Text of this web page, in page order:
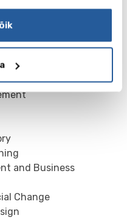
Science
and Business
Change